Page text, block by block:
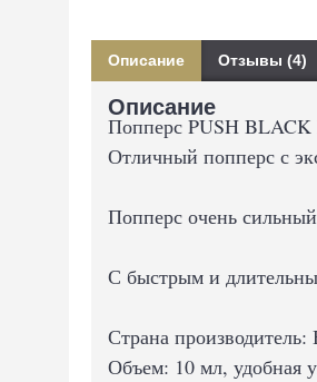
Описание Отзывы (4)
Описание
Попперс PUSH
Отличный попперс с
Попперс очень
С быстрым и
Страна производитель:
Объем: 10 мл, удобная